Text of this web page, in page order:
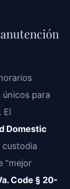
para
El
Domestic
custodia
“mejor
Code § 20-